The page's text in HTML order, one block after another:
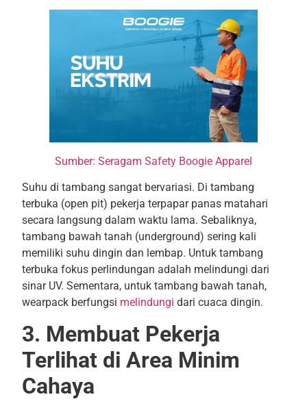
Sumber: Seragam Safety Boogie Apparel
Suhu di tambang sangat bervariasi. Di tambang
terbuka (open pit) pekerja terpapar panas matahari
secara langsung dalam waktu lama. Sebaliknya,
tambang bawah tanah (underground) sering kali
memiliki suhu dingin dan lembap. Untuk tambang
terbuka fokus perlindungan adalah melindungi dari
sinar UV. Sementara, untuk tambang bawah tanah,
wearpack berfungsi melindungi dari cuaca dingin.
3. Membuat Pekerja
Terlihat di Area Minim
Cahaya